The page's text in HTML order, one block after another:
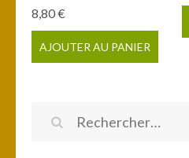
8,80€
AJOUTER AU PANIER
Rechercher :